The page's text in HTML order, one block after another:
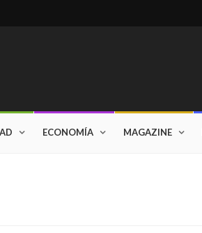
ECONOMÍA MAGAZINE